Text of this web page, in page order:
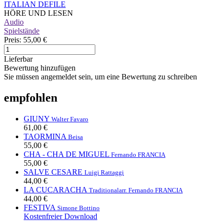
ITALIAN DEFILE
HÖRE UND LESEN
Audio
Spielstände
Preis: 55,00 €
Lieferbar
Bewertung hinzufügen
Sie müssen angemeldet sein, um eine Bewertung zu schreiben
empfohlen
GIUNY Walter Favaro
61,00 €
TAORMINA Beisa
55,00 €
CHA - CHA DE MIGUEL Fernando FRANCIA
55,00 €
SALVE CESARE Luigi Rattaggi
44,00 €
LA CUCARACHA Traditionalarr. Fernando FRANCIA
44,00 €
FESTIVA Simone Bottino
Kostenfreier Download